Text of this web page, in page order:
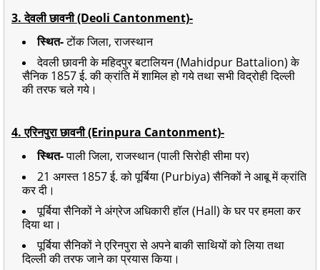
3. देवली छावनी (Deoli Cantonment)-
स्थित-टोंक जिला, राजस्थान
देवली छावनी के महिदपुर बटालियन (Mahidpur Battalion) के
सैनिक 1857 ई. की क्रांति में शामिल हो गये तथा सभी विद्रोही दिल्ली
की तरफ चले गये।
4. एरिनपुरा छावनी (Erinpura Cantonment)-
स्थित-पाली जिला, राजस्थान (पाली सिरोही सीमा पर)
21 अगस्त 1857 ई. को पूर्बिया (Purbiya) सैनिकों ने आबू में क्रांति
कर दी।
पूर्बिया सैनिकों ने अंग्रेज अधिकारी हॉल (Hall) के घर पर हमला कर
दिया था।
पूर्बिया सैनिकों ने एरिनपुरा से अपने बाकी साथियों को लिया तथा
दिल्ली की तरफ जाने का प्रयास किया।